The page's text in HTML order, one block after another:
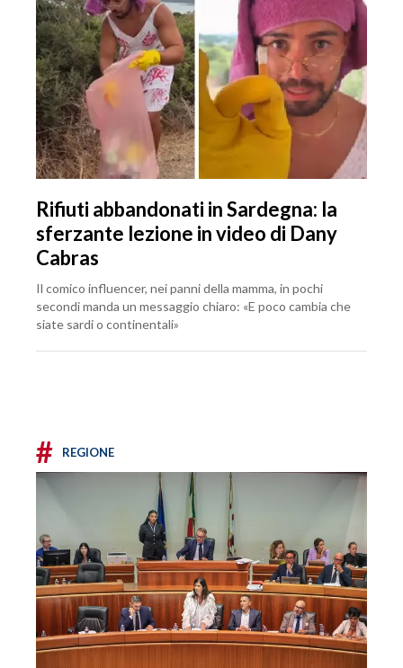
Rifiuti abbandonati in Sardegna: la
sferzante lezione in video di Dany
Cabras
Il comico influencer, nei panni della mamma, in pochi
secondi manda un messaggio chiaro: «E poco cambia che
siate sardi o continentali»
# REGIONE